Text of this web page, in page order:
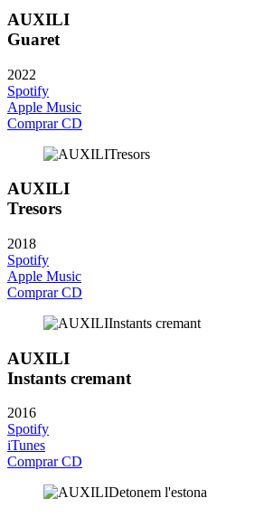
AUXILI
Guaret
2022
Spotify
Apple Music
Comprar CD
AUXILI
Tresors
2018
Spotify
Apple Music
Comprar CD
AUXILI
Instants cremant
2016
Spotify
iTunes
Comprar CD